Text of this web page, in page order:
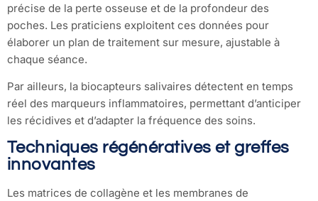
précise de la perte osseuse et de la profondeur des
poches. Les praticiens exploitent ces données pour
élaborer un plan de traitement sur mesure, ajustable à
chaque séance.
Par ailleurs, la biocapteurs salivaires détectent en temps
réel des marqueurs inflammatoires, permettant d’anticiper
les récidives et d’adapter la fréquence des soins.
Techniques régénératives et greffes
innovantes
Les matrices de collagène et les membranes de